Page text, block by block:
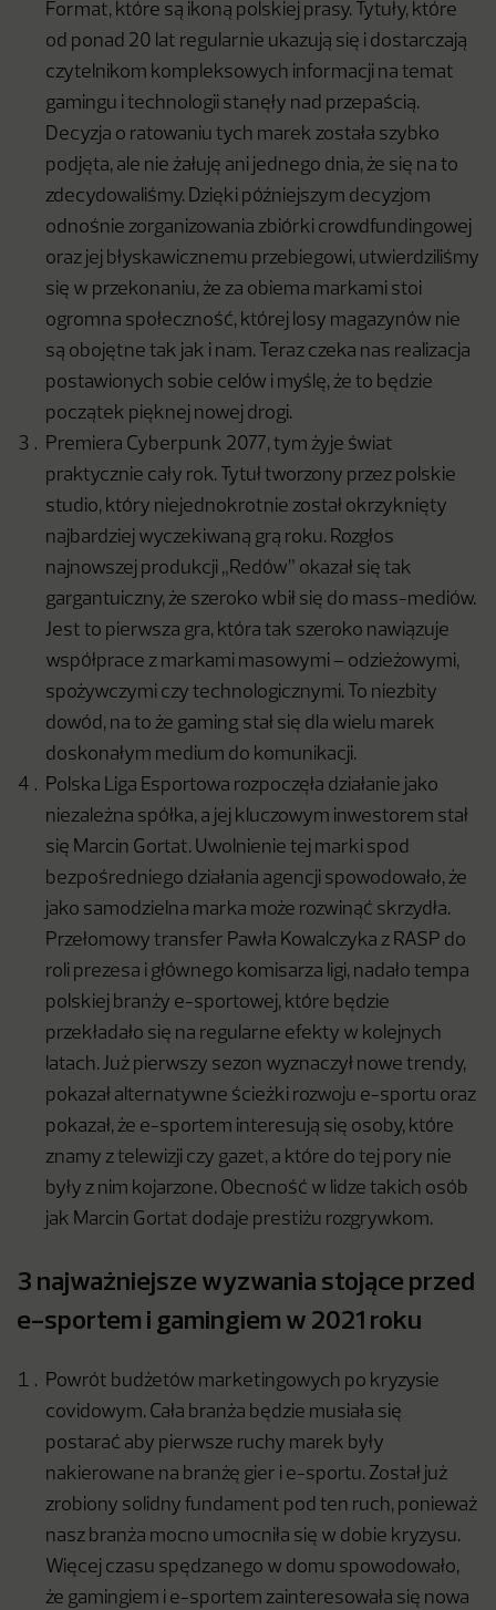
Format, które są ikoną polskiej prasy. Tytuły, które
od ponad 20 lat regularnie ukazują się i dostarczają
czytelnikom kompleksowych informacji na temat
gamingu i technologii stanęły nad przepaścią.
Decyzja o ratowaniu tych marek została szybko
podjęta, ale nie żałuję ani jednego dnia, że się na to
zdecydowaliśmy. Dzięki późniejszym decyzjom
odnośnie zorganizowania zbiórki crowdfundingowej
oraz jej błyskawicznemu przebiegowi, utwierdziliśmy
się w przekonaniu, że za obiema markami stoi
ogromna społeczność, której losy magazynów nie
są obojętne tak jak i nam. Teraz czeka nas realizacja
postawionych sobie celów i myślę, że to będzie
początek pięknej nowej drogi.
Premiera Cyberpunk 2077, tym żyje świat
praktycznie cały rok. Tytuł tworzony przez polskie
studio, który niejednokrotnie został okrzyknięty
najbardziej wyczekiwaną grą roku. Rozgłos
najnowszej produkcji „Redów” okazał się tak
gargantuiczny, że szeroko wbił się do mass-mediów.
Jest to pierwsza gra, która tak szeroko nawiązuje
współprace z markami masowymi – odzieżowymi,
spożywczymi czy technologicznymi. To niezbity
dowód, na to że gaming stał się dla wielu marek
doskonałym medium do komunikacji.
Polska Liga Esportowa rozpoczęła działanie jako
niezależna spółka, a jej kluczowym inwestorem stał
się Marcin Gortat. Uwolnienie tej marki spod
bezpośredniego działania agencji spowodowało, że
jako samodzielna marka może rozwinąć skrzydła.
Przełomowy transfer Pawła Kowalczyka z RASP do
roli prezesa i głównego komisarza ligi, nadało tempa
polskiej branży e-sportowej, które będzie
przekładało się na regularne efekty w kolejnych
latach. Już pierwszy sezon wyznaczył nowe trendy,
pokazał alternatywne ścieżki rozwoju e-sportu oraz
pokazał, że e-sportem interesują się osoby, które
znamy z telewizji czy gazet, a które do tej pory nie
były z nim kojarzone. Obecność w lidze takich osób
jak Marcin Gortat dodaje prestiżu rozgrywkom.
3 najważniejsze wyzwania stojące przed
e-sportem i gamingiem w 2021 roku
Powrót budżetów marketingowych po kryzysie
covidowym. Cała branża będzie musiała się
postarać aby pierwsze ruchy marek były
nakierowane na branżę gier i e-sportu. Został już
zrobiony solidny fundament pod ten ruch, ponieważ
nasz branża mocno umocniła się w dobie kryzysu.
Więcej czasu spędzanego w domu spowodowało,
że gamingiem i e-sportem zainteresowała się nowa